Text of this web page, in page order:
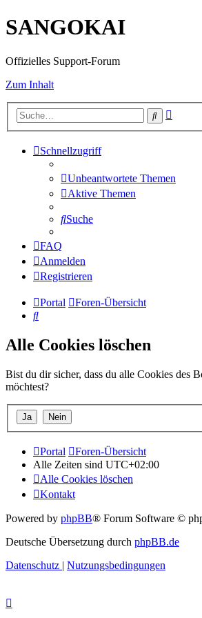
SANGOKAI
Offizielles Support-Forum
Zum Inhalt
Suche
Schnellzugriff
Unbeantwortete Themen
Aktive Themen
Suche
FAQ
Anmelden
Registrieren
Portal
Foren-Übersicht
Suche
Alle Cookies löschen
Bist du dir sicher, dass du alle Cookies des
möchtest?
Portal
Foren-Übersicht
Alle Zeiten sind UTC+02:00
Alle Cookies löschen
Kontakt
Powered by phpBB® Forum Software ©
Deutsche Übersetzung durch phpBB.de
Datenschutz | Nutzungsbedingungen